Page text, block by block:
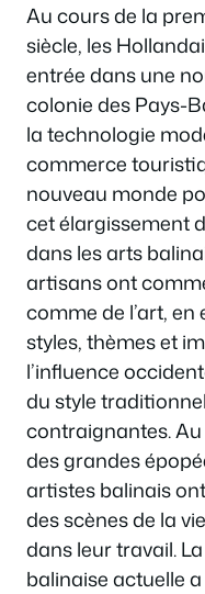
Au cours de la
siècle, les
entrée dans une
colonie des Pays-
la technologie
commerce
nouveau monde
cet élargissement
dans les arts
artisans ont
comme de l’art,
styles, thèmes et
l’influence
du style
contraignantes. Au
des grandes
artistes balinais
des scènes de la
dans leur travail.
balinaise actuelle